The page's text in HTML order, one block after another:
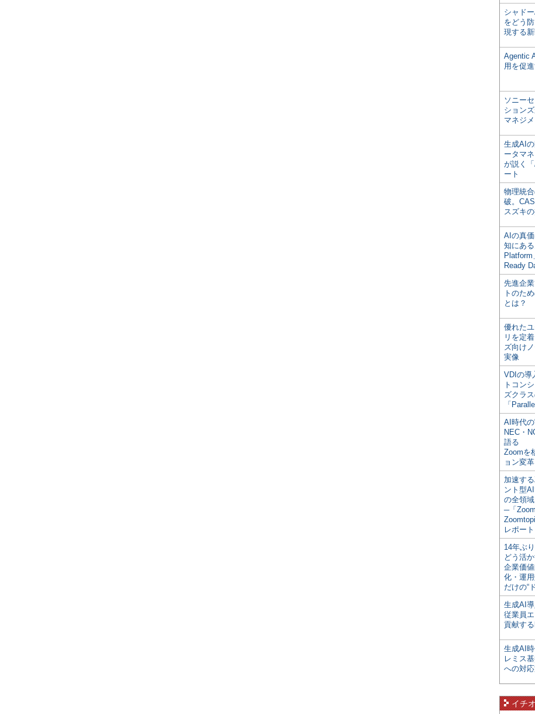
シャド
をどう
現する
Agentic
用を促
ソニー
ション
マネジメ
生成AI
ータマ
が説く
ート
物理統
破。
スズキ
AIの真
知にあ
Platform
Ready
先進企
トのた
とは？
優れた
リを定
ズ向け
実像
VDIの導
トコン
ズクラ
「
AI時代
NEC・
語る
Zoomを
ョン変
加速す
ント型
の全領
─「
レポート
14年ぶ
どう活
企業価
化・運
だけの“
生成AI
従業員
貢献す
生成AI
レミス
への対
イチ